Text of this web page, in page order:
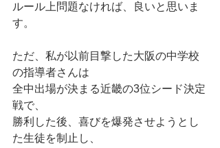
ルール上問題なければ、良いと思いま
す。
ただ、私が以前目撃した大阪の中学校
の指導者さんは
全中出場が決まる近畿の3位シード決定
戦で、
勝利した後、喜びを爆発させようとし
た生徒を制止し、